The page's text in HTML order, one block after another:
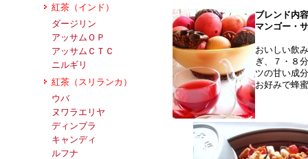
紅茶（インド）
ダージリン
アッサムＯＰ
アッサムＣＴＣ
ニルギリ
紅茶（スリランカ）
ウバ
ヌワラエリヤ
ディンブラ
キャンディ
ルフナ
ブレンド内
マンゴー・
おいしい飲
ぎ、７・８
ツの甘い成
お好みで蜂